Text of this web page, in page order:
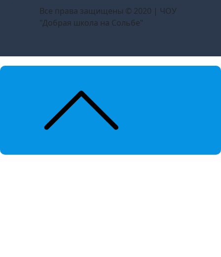
Все права защищены © 2020 | ЧОУ
"Добрая школа на Сольбе"